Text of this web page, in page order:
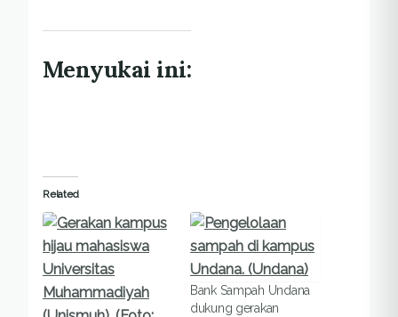
Menyukai ini:
Related
Bank Sampah Undana
dukung gerakan